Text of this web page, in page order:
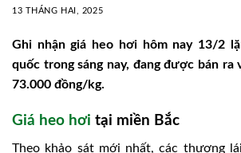
13 THÁNG HAI, 2025
Ghi nhận giá heo hơi hôm nay 13/2
quốc trong sáng nay, đang được bán ra
73.000 đồng/kg.
Giá heo hơi tại miền Bắc
Theo khảo sát mới nhất, các thương